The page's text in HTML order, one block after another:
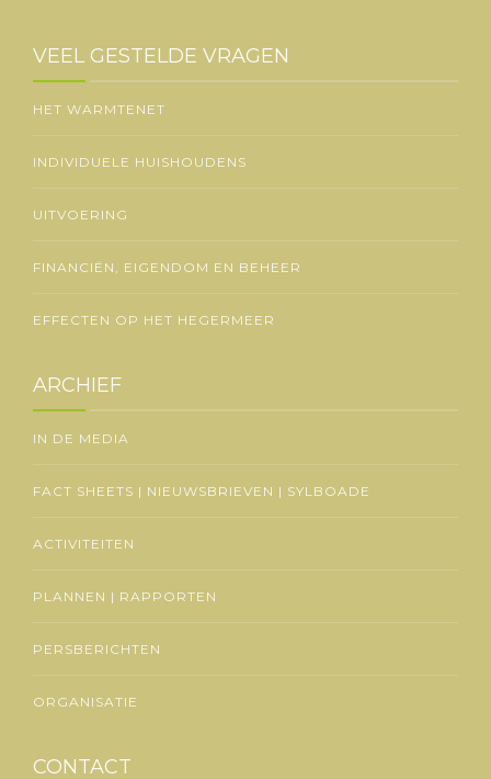
VEEL GESTELDE VRAGEN
HET WARMTENET
INDIVIDUELE HUISHOUDENS
UITVOERING
FINANCIËN, EIGENDOM EN BEHEER
EFFECTEN OP HET HEGERMEER
ARCHIEF
IN DE MEDIA
FACT SHEETS | NIEUWSBRIEVEN | SYLBOADE
ACTIVITEITEN
PLANNEN | RAPPORTEN
PERSBERICHTEN
ORGANISATIE
CONTACT